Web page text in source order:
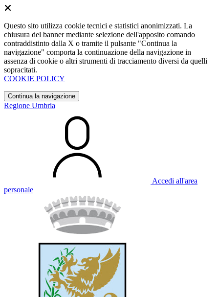
Questo sito utilizza cookie tecnici e statistici anonimizzati. La
chiusura del banner mediante selezione dell'apposito comando
contraddistinto dalla X o tramite il pulsante "Continua la
navigazione" comporta la continuazione della navigazione in
assenza di cookie o altri strumenti di tracciamento diversi da quelli
sopracitati.
COOKIE POLICY
Continua la navigazione
Regione Umbria
Accedi all'area
personale